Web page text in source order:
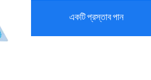
একটি প্রস্তাব পান